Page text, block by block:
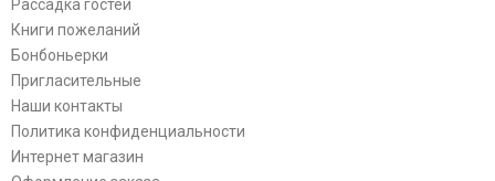
Рассадка гостей
Книги пожеланий
Бонбоньерки
Пригласительные
Наши контакты
Политика конфиденциальности
Интернет магазин